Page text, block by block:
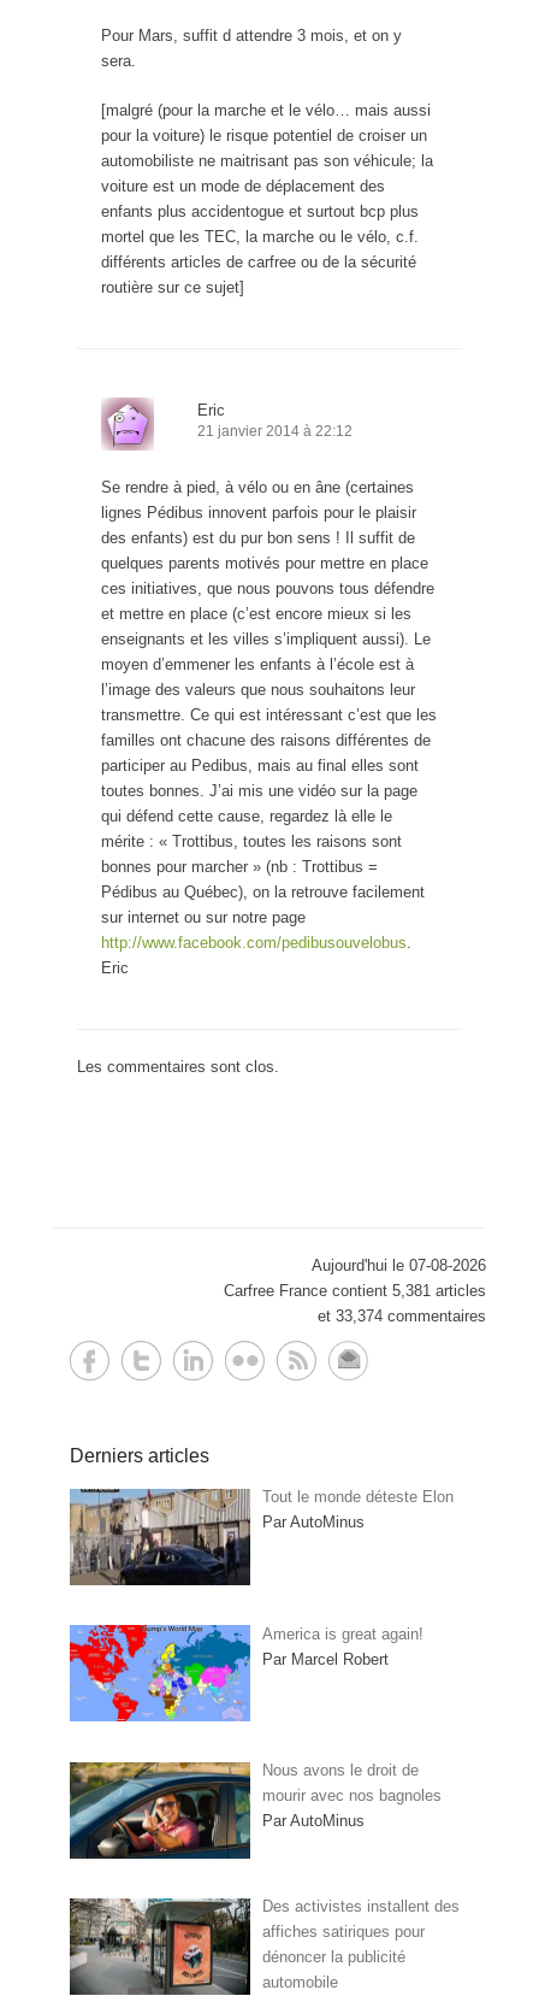
Pour Mars, suffit d attendre 3 mois, et on y
sera.
[malgré (pour la marche et le vélo… mais aussi
pour la voiture) le risque potentiel de croiser un
automobiliste ne maitrisant pas son véhicule; la
voiture est un mode de déplacement des
enfants plus accidentogue et surtout bcp plus
mortel que les TEC, la marche ou le vélo, c.f.
différents articles de carfree ou de la sécurité
routière sur ce sujet]
Eric
21 janvier 2014 à 22:12
Se rendre à pied, à vélo ou en âne (certaines
lignes Pédibus innovent parfois pour le plaisir
des enfants) est du pur bon sens ! Il suffit de
quelques parents motivés pour mettre en place
ces initiatives, que nous pouvons tous défendre
et mettre en place (c’est encore mieux si les
enseignants et les villes s’impliquent aussi). Le
moyen d’emmener les enfants à l’école est à
l’image des valeurs que nous souhaitons leur
transmettre. Ce qui est intéressant c’est que les
familles ont chacune des raisons différentes de
participer au Pedibus, mais au final elles sont
toutes bonnes. J’ai mis une vidéo sur la page
qui défend cette cause, regardez là elle le
mérite : « Trottibus, toutes les raisons sont
bonnes pour marcher » (nb : Trottibus =
Pédibus au Québec), on la retrouve facilement
sur internet ou sur notre page
http://www.facebook.com/pedibusouvelobus.
Eric
Les commentaires sont clos.
Aujourd'hui le 07-08-2026
Carfree France contient 5,381 articles
et 33,374 commentaires
Derniers articles
Tout le monde déteste Elon
Par AutoMinus
America is great again!
Par Marcel Robert
Nous avons le droit de
mourir avec nos bagnoles
Par AutoMinus
Des activistes installent des
affiches satiriques pour
dénoncer la publicité
automobile